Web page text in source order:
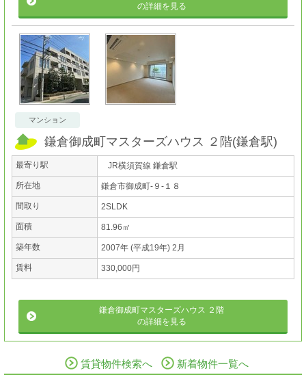
の詳細を見る
マンション
鎌倉御成町マスターズハウス ２階(鎌倉駅)
最寄り駅 JR横須賀線 鎌倉駅
所在地 鎌倉市御成町-９-１８
間取り 2SLDK
面積 81.96㎡
築年数 2007年 (平成19年) 2月
賃料 330,000円
鎌倉御成町マスターズハウス ２階
の詳細を見る
賃貸物件検索へ 新着物件一覧へ